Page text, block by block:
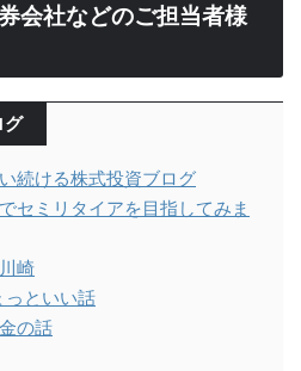
会社などのご担当者様
グ
続ける株式投資ブログ
セミリタイアを目指してみま
崎
っといい話
の話